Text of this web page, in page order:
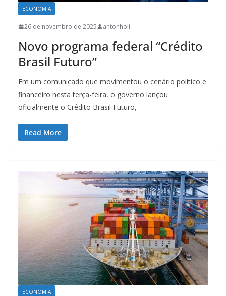
ECONOMIA
26 de novembro de 2025 antonholi
Novo programa federal “Crédito
Brasil Futuro”
Em um comunicado que movimentou o cenário político e
financeiro nesta terça-feira, o governo lançou
oficialmente o Crédito Brasil Futuro,
Read More
ECONOMIA